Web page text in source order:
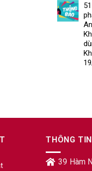
THÔNG
39 Hàm